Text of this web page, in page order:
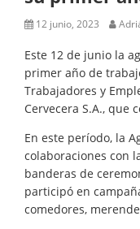
12 junio, 2023
Este 12 de junio la
primer año de
Trabajadores y
Cervecera S.A., que
En este período, la
colaboraciones con
banderas de
participó en
comedores,